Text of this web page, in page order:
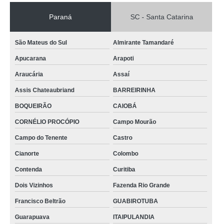
Paraná SC - Santa Catarina
São Mateus do Sul Almirante Tamandaré
Apucarana Arapoti
Araucária Assaí
Assis Chateaubriand BARREIRINHA
BOQUEIRÃO CAIOBÁ
CORNÉLIO PROCÓPIO Campo Mourão
Campo do Tenente Castro
Cianorte Colombo
Contenda Curitiba
Dois Vizinhos Fazenda Rio Grande
Francisco Beltrão GUABIROTUBA
Guarapuava ITAIPULANDIA